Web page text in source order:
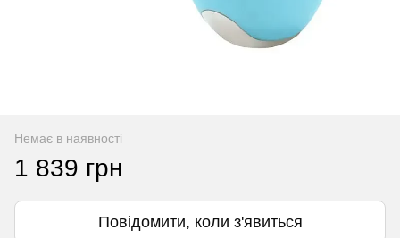
Немає в наявності
1 839 грн
Повідомити, коли з'явиться